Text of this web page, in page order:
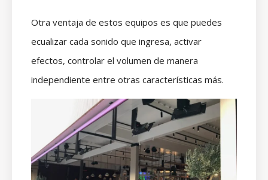
Otra ventaja de estos equipos es que puedes
ecualizar cada sonido que ingresa, activar
efectos, controlar el volumen de manera
independiente entre otras características más.